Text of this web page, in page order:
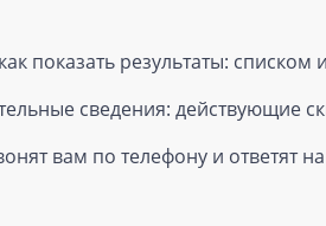
показать результаты:
сведения: действующие
вам по телефону и ответят